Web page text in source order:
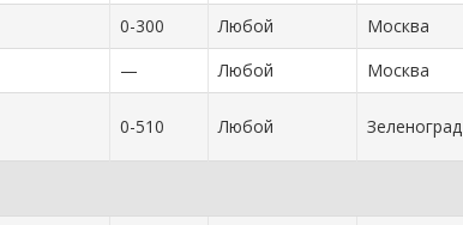
0-300 Любой Москва
— Любой Москва
0-510 Любой Зеленоград